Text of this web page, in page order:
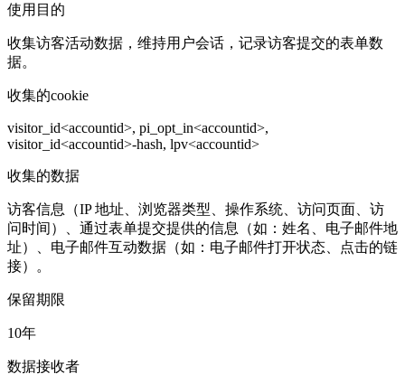
使用目的
收集访客活动数据，维持用户会话，记录访客提交的表单数
据。
收集的cookie
visitor_id<accountid>, pi_opt_in<accountid>,
visitor_id<accountid>-hash, lpv<accountid>
收集的数据
访客信息（IP 地址、浏览器类型、操作系统、访问页面、访
问时间）、通过表单提交提供的信息（如：姓名、电子邮件地
址）、电子邮件互动数据（如：电子邮件打开状态、点击的链
接）。
保留期限
10年
数据接收者